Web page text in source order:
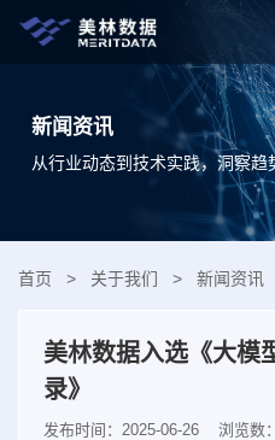
新闻资讯
从行业动态到技术实践，洞察趋
首页 > 关于我们 > 新闻资讯
美林数据入选《大模
录》
发布时间：2025-06-26 浏览数